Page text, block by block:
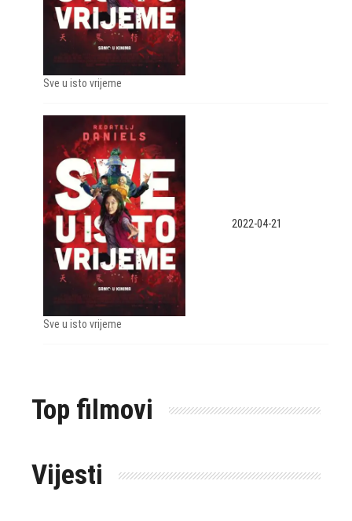
Sve u isto vrijeme
Sve u isto vrijeme
2022-04-21
Top filmovi
Vijesti